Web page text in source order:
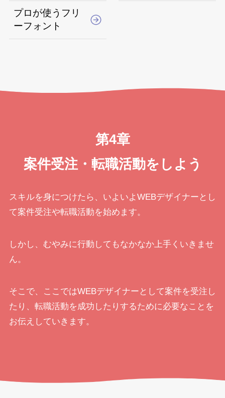
プロが使うフリ
ーフォント
第4章
案件受注・転職活動をしよう
スキルを身につけたら、いよいよWEBデザイナーとし
て案件受注や転職活動を始めます。
しかし、むやみに行動してもなかなか上手くいきませ
ん。
そこで、ここではWEBデザイナーとして案件を受注し
たり、転職活動を成功したりするために必要なことを
お伝えしていきます。